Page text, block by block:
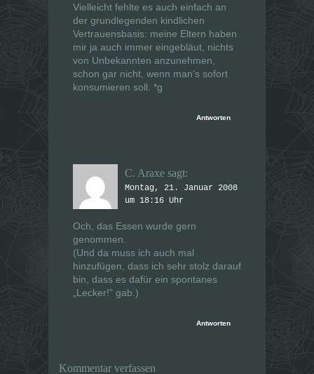
Vielleicht fehlte es auch einfach an
der grundlegenden kindlichen
Vertrauensbasis: meine Eltern haben
mir ja auch immer eingebläut, nichts
von Unbekannten anzunehmen,
schon gar nicht, wenn man’s sofort
konsumieren soll. *g
Antworten
C. Araxe sagt:
Montag, 21. Januar 2008
um 18:16 Uhr
Och, das Essen wurde gern
genommen.
(Und da muss ich auch mal
hinzufügen, dass ich sehr stolz darauf
bin, dass es dafür ein spontanes
„Lecker!” gab.)
Antworten
Kommentar verfassen